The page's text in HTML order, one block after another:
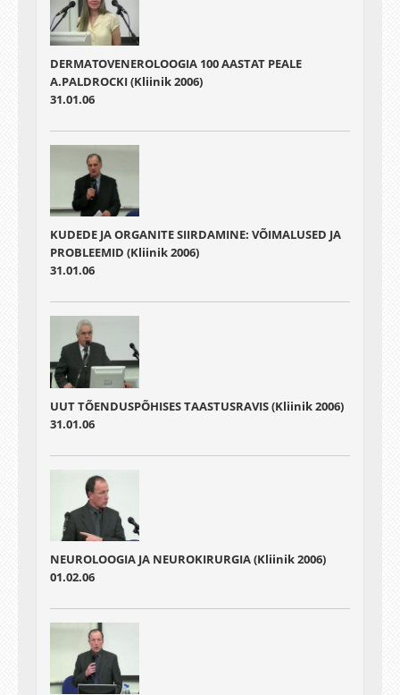
DERMATOVENEROLOOGIA 100 AASTAT PEALE
A.PALDROCKI (Kliinik 2006)
31.01.06
KUDEDE JA ORGANITE SIIRDAMINE: VÕIMALUSED JA
PROBLEEMID (Kliinik 2006)
31.01.06
UUT TÕENDUSPÕHISES TAASTUSRAVIS (Kliinik 2006)
31.01.06
NEUROLOOGIA JA NEUROKIRURGIA (Kliinik 2006)
01.02.06